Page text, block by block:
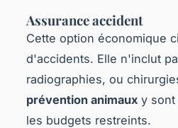
Assurance accident
Cette option économique
d'accidents. Elle n'inclut
radiographies, ou
prévention animaux y
les budgets restreints.